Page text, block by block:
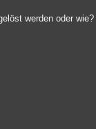
werden oder wie?